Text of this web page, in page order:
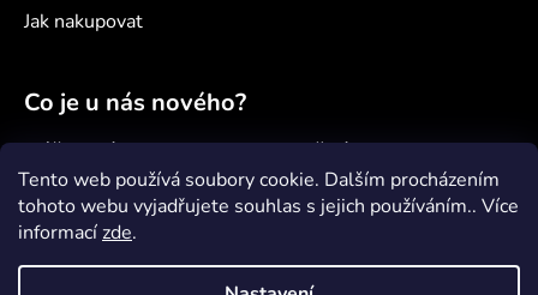
Tento web používá soubory cookie. Dalším procházením
tohoto webu vyjadřujete souhlas s jejich používáním.. Více
informacízde.
Jak nakupovat
Co je u nás nového?
Náš nový projekt: samoobslužný minimarket
Šenvert
Věděli jste, že...?
Jak správně pečovat o paddleboard?